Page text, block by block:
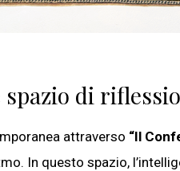
di
attraverso “Il
In questo spazio,